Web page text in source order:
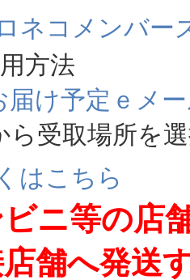
ネコメンバー
方法
届け予定ｅメ
ら受取場所を
はこちら
ニ等の店
舗へ発送